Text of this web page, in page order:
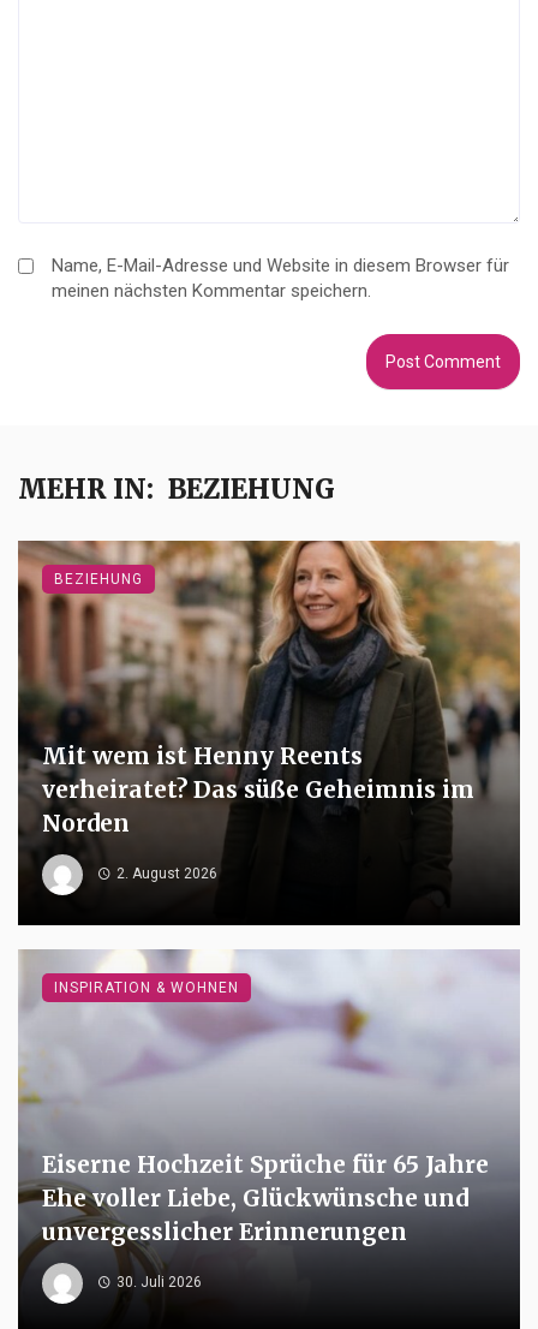
Name, E-Mail-Adresse und Website in diesem Browser für
meinen nächsten Kommentar speichern.
MEHR IN: BEZIEHUNG
Mit wem ist Henny Reents
verheiratet? Das süße Geheimnis im
Norden
2. August 2026
BEZIEHUNG
Eiserne Hochzeit Sprüche für 65 Jahre
Ehe voller Liebe, Glückwünsche und
unvergesslicher Erinnerungen
30. Juli 2026
INSPIRATION & WOHNEN